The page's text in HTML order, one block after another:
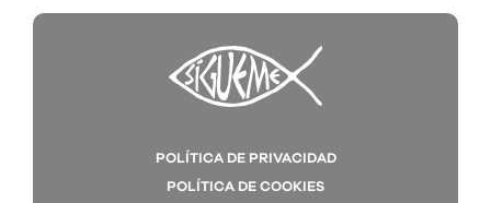
POLÍTICA DE PRIVACIDAD
POLÍTICA DE COOKIES